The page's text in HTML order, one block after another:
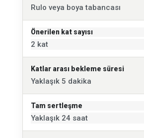
Rulo veya boya tabancası
Önerilen kat sayısı
2 kat
Katlar arası bekleme süresi
Yaklaşık 5 dakika
Tam sertleşme
Yaklaşık 24 saat